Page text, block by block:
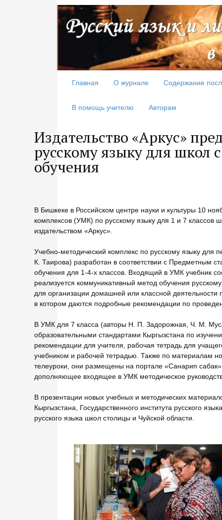
Главная О журнале Содержание
В помощь учителю Авторам
Издательство «Аркус»
русскому языку для школ
обучения
В Бишкеке в Российском центре науки и культуры 10
комплексов (УМК) по русскому языку для 1 и 7 классов
издательством «Аркус».
Учебно-методический комплекс по русскому языку
К. Таирова) разработан в соответствии с Предметным
обучения для 1-4-х классов. Входящий в УМК учебник
реализуется коммуникативный метод обучения
для организации домашней или классной деятельности
в котором даются подробные рекомендации по
В УМК для 7 класса (авторы Н. П. Задорожная, Ч. М.
образовательными стандартами Кыргызстана по
рекомендации для учителя, рабочая тетрадь для
учебником и рабочей тетрадью. Также по материалам
телеуроки, они размещены на портале «Санарип
дополняющее входящее в УМК методическое
В презентации новых учебных и методических
Кыргызстана, Государственного института русского
русского языка школ столицы и Чуйской области.